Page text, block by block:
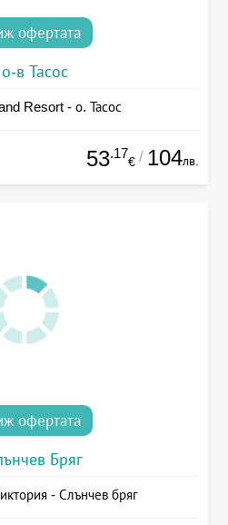
офертата
о-в Тасос
Resort - о. Тасос
53.17
€ / 104лв.
офертата
Бряг
- Слънчев бряг